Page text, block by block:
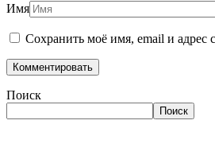
Имя
Сохранить моё имя, email и адрес
Поиск
Поиск